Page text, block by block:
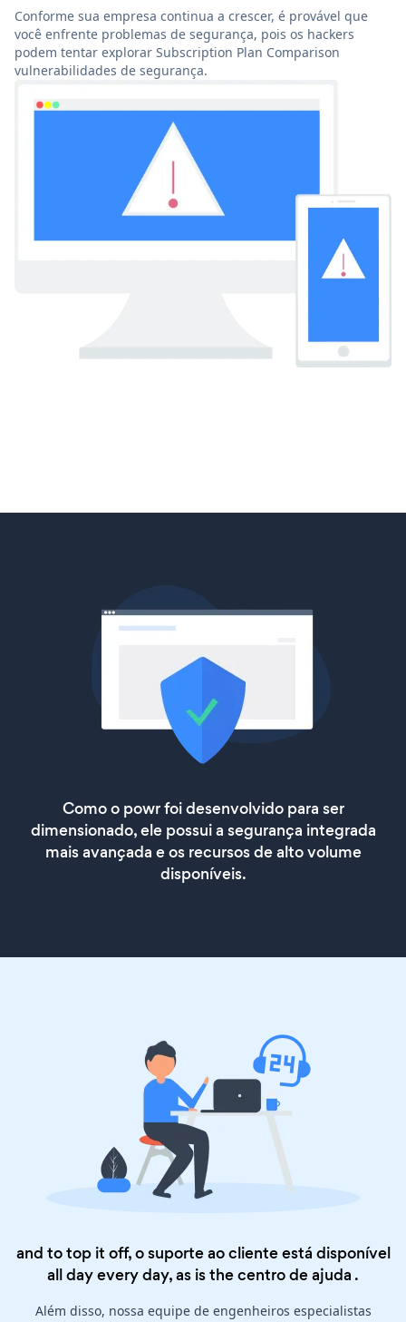
Conforme sua empresa continua a crescer, é provável que
você enfrente problemas de segurança, pois os hackers
podem tentar explorar Subscription Plan Comparison
vulnerabilidades de segurança.
Como o powr foi desenvolvido para ser
dimensionado, ele possui a segurança integrada
mais avançada e os recursos de alto volume
disponíveis.
and to top it off, o suporte ao cliente está disponível
all day every day, as is thecentro de ajuda .
Além disso, nossa equipe de engenheiros especialistas